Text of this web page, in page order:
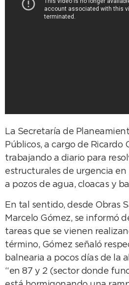
La Secretaría de
Públicos, a cargo de Ricardo
trabajando a diario para
estructurales de urgencia
a pozos de agua, cloacas y
En tal sentido, desde Obras
Marcelo Gómez, se informó
tareas que se vienen
término, Gómez señaló
balnearia a pocos días de la
“en 87 y 2 (sector donde